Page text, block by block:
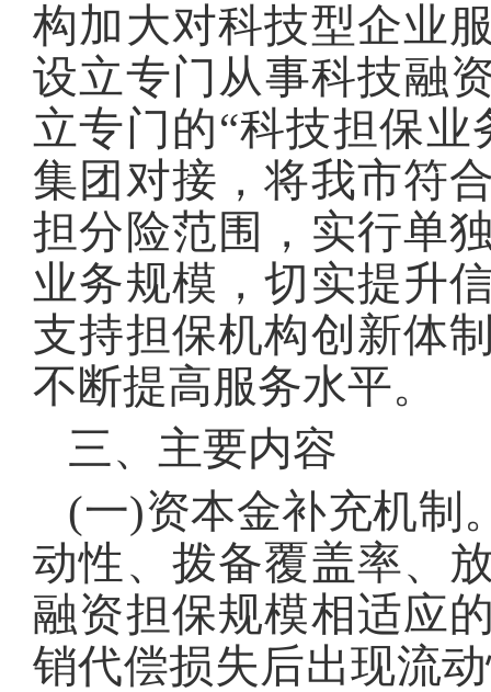
构加大对科技型企业
设立专门从事科技融
立专门的“科技担保
集团对接，将我市符
担分险范围，实行单
业务规模，切实提升
支持担保机构创新体
不断提高服务水平。
三、主要内容
(一)资本金补充机制
动性、拨备覆盖率、
融资担保规模相适应
销代偿损失后出现流